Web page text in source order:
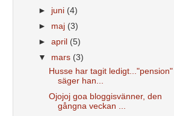
► juni (4)
► maj (3)
►april (5)
▼ mars (3)
Husse har tagit ledigt..."pension"
säger han...
Ojojoj goa bloggisvänner, den
gångna veckan ...